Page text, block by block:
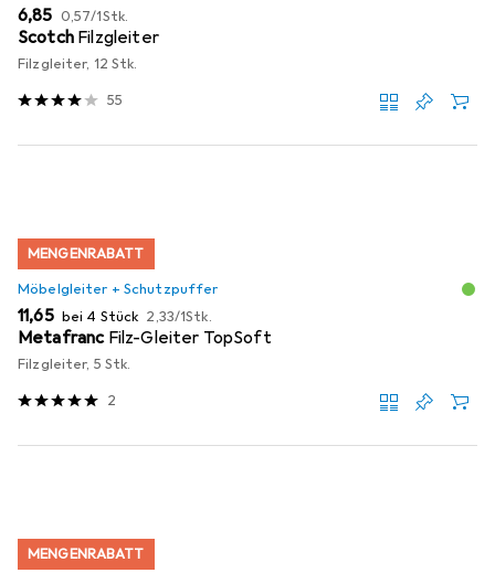
EUR
6,85 EUR
0,57/1Stk.
Scotch Filzgleiter
Filzgleiter, 12 Stk.
55
MENGENRABATT
Möbelgleiter + Schutzpuffer
EUR
11,65 bei 4 Stück EUR
2,33/1Stk.
Metafranc Filz-Gleiter TopSoft
Filzgleiter, 5 Stk.
2
MENGENRABATT